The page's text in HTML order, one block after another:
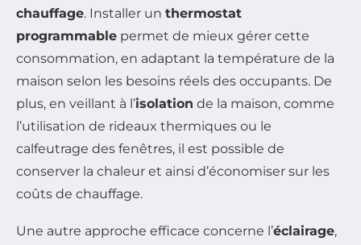
chauffage. Installer un thermostat
programmable permet de mieux gérer cette
consommation, en adaptant la température de la
maison selon les besoins réels des occupants. De
plus, en veillant à l’isolation de la maison, comme
l’utilisation de rideaux thermiques ou le
calfeutrage des fenêtres, il est possible de
conserver la chaleur et ainsi d’économiser sur les
coûts de chauffage.
Une autre approche efficace concerne l’éclairage,